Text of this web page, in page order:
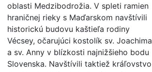
oblasti Medzibodrožia. V spleti ramien
hraničnej rieky s Maďarskom navštívili
historickú budovu kaštieľa rodiny
Vécsey, očarujúci kostolík sv. Joachima
a sv. Anny v blízkosti najnižšieho bodu
Slovenska. Navštívili taktiež kráľovstvo